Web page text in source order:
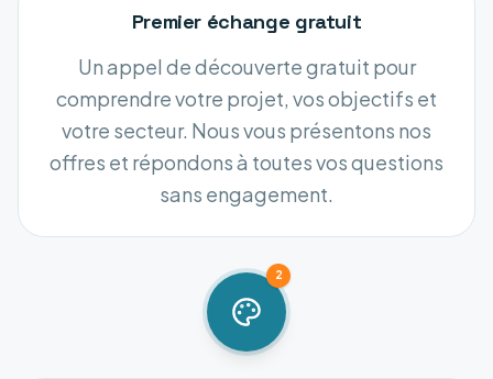
Premier échange gratuit
Un appel de découverte gratuit pour
comprendre votre projet, vos objectifs et
votre secteur. Nous vous présentons nos
offres et répondons à toutes vos questions
sans engagement.
2